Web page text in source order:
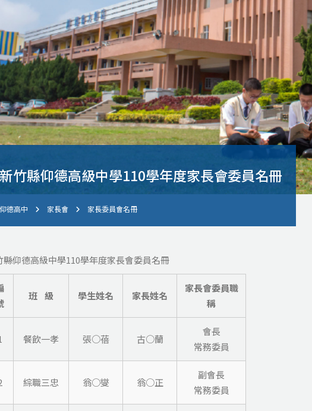
新竹縣仰德高級中學110學年度家長會委員名冊
仰德高中 家長會 家長委員會名冊
縣仰德高級中學110學年度家長會委員名冊
班 級 學生姓名 家長姓名
家長會委員職
稱
餐飲一孝 張○蓓 古○蘭
會長
常務委員
綜職三忠 翁○燮 翁○正
副會長
常務委員